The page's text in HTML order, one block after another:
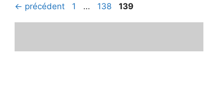
← précédent Page
1 … Page
138 Page
139